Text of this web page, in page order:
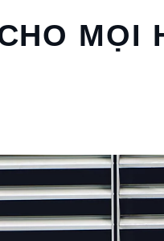
MỌI